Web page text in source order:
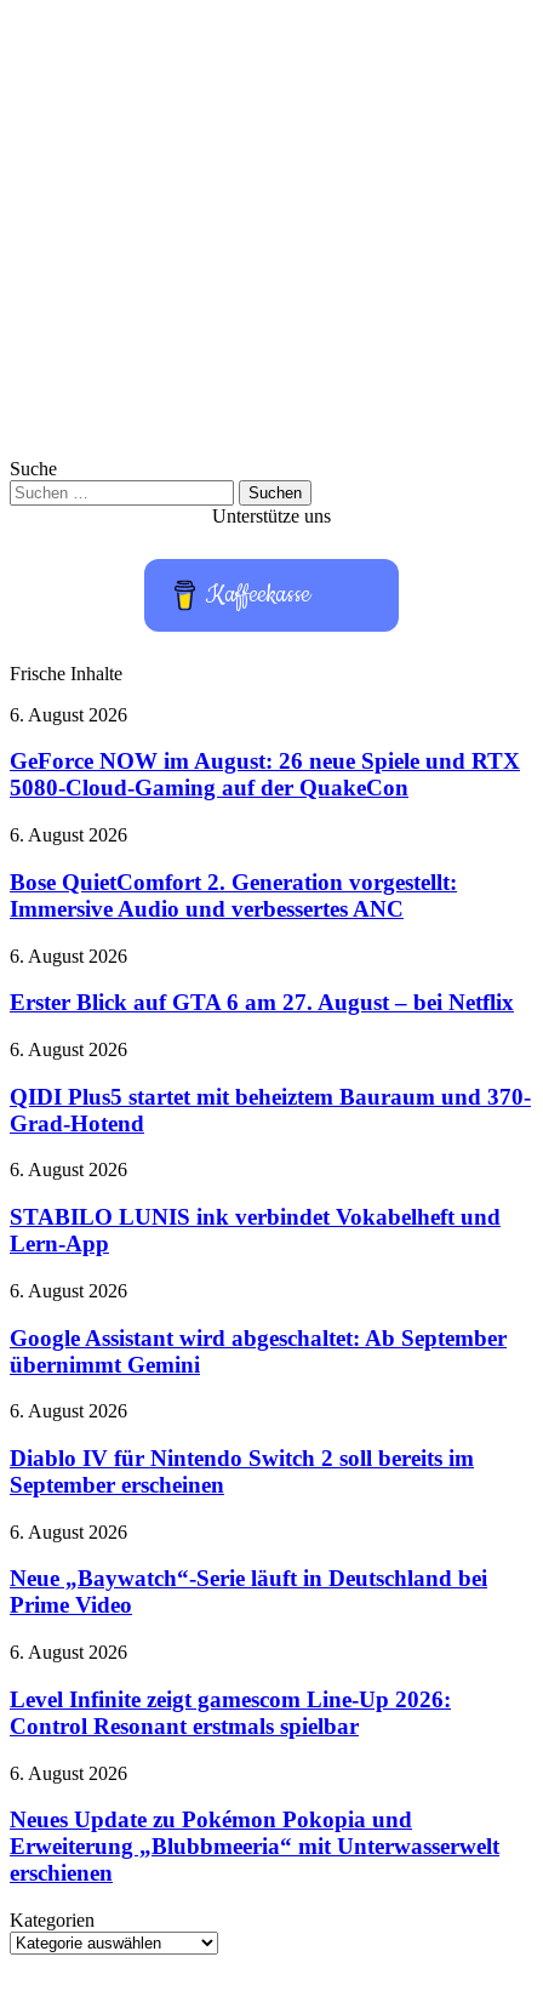
Suche
Suchen
nach:
Unterstütze uns
Kaffeekasse
Frische Inhalte
GeForce
im
August:
26
Spiele
RTX
5080-
Gaming
der
QuakeCon
6. August 2026
GeForce NOW im August: 26 neue Spiele und RTX
5080-Cloud-Gaming auf der QuakeCon
Bose
2.
Generation
vorgestellt:
Audio
verbessertes
6. August 2026
Bose QuietComfort 2. Generation vorgestellt:
Immersive Audio und verbessertes ANC
Erster
auf
6
27.
August
–
Netflix
6. August 2026
Erster Blick auf GTA 6 am 27. August – bei Netflix
QIDI
startet
mit
beheiztem
und
Grad-
Hotend
6. August 2026
QIDI Plus5 startet mit beheiztem Bauraum und 370-
Grad-Hotend
STABILO
ink
verbindet
Vokabelheft
Lern-
6. August 2026
STABILO LUNIS ink verbindet Vokabelheft und
Lern-App
Google
wird
abgeschaltet:
Ab
übernimmt
6. August 2026
Google Assistant wird abgeschaltet: Ab September
übernimmt Gemini
Diablo
für
Nintendo
Switch
soll
im
September
6. August 2026
Diablo IV für Nintendo Switch 2 soll bereits im
September erscheinen
Neue
Serie
läuft
in
bei
Video
6. August 2026
Neue „Baywatch“-Serie läuft in Deutschland bei
Prime Video
Level
zeigt
gamescom
Line-
2026:
Resonant
erstmals
spielbar
6. August 2026
Level Infinite zeigt gamescom Line-Up 2026:
Control Resonant erstmals spielbar
Neues
zu
Pokémon
Pokopia
und
„Blubbmeeria“
mit
6. August 2026
Neues Update zu Pokémon Pokopia und
Erweiterung „Blubbmeeria“ mit Unterwasserwelt
erschienen
Kategorien
Kategorien